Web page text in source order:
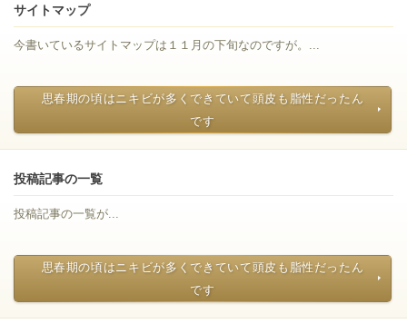
サイトマップ
今書いているサイトマップは１１月の下旬なのですが。...
思春期の頃はニキビが多くできていて頭皮も脂性だったん
です
投稿記事の一覧
投稿記事の一覧が...
思春期の頃はニキビが多くできていて頭皮も脂性だったん
です